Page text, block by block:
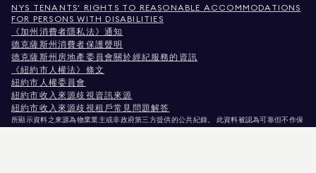
NYS TENANTS' RIGHTS TO REASONABLE ACCOMMODATIONS
FOR PERSONS WITH DISABILITIES
《加州消費者隱私法》通知
德克薩斯州消費者保護聲明
德克薩斯州房地產委員會關於經紀服務的資訊
《紐約市人權法》條文
紐約市人權委員會
紐約市收入來源歧視資訊來源
紐約市收入來源歧視租戶常見問題解答
所顯示資料之來源為物業業主或非政府第三方提供的公共紀錄。 此資料被認為可靠但不作保